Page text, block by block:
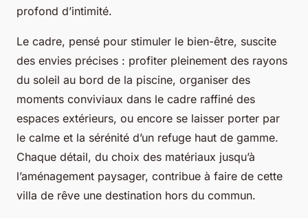
profond d’intimité.
Le cadre, pensé pour stimuler le bien-être, suscite
des envies précises : profiter pleinement des rayons
du soleil au bord de la piscine, organiser des
moments conviviaux dans le cadre raffiné des
espaces extérieurs, ou encore se laisser porter par
le calme et la sérénité d’un refuge haut de gamme.
Chaque détail, du choix des matériaux jusqu’à
l’aménagement paysager, contribue à faire de cette
villa de rêve une destination hors du commun.